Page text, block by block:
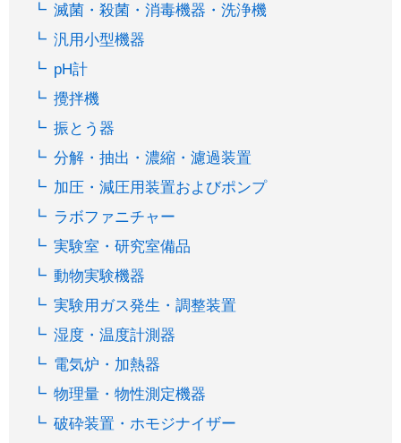
滅菌・殺菌・消毒機器・洗浄機
汎用小型機器
pH計
攪拌機
振とう器
分解・抽出・濃縮・濾過装置
加圧・減圧用装置およびポンプ
ラボファニチャー
実験室・研究室備品
動物実験機器
実験用ガス発生・調整装置
湿度・温度計測器
電気炉・加熱器
物理量・物性測定機器
破砕装置・ホモジナイザー